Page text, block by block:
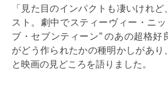
「見た目のインパクトも凄いけれど
スト。劇中でスティーヴィー・ニ
ブ・セブンティーン” のあの超格好
がどう作られたかの種明かしがあり
と映画の見どころを語りました。